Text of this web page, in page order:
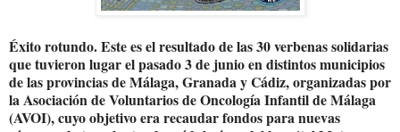
Éxito rotundo. Este es el resultado de las 30 verbenas solidarias
que tuvieron lugar el pasado 3 de junio en distintos municipios
de las provincias de Málaga, Granada y Cádiz, organizadas por
la Asociación de Voluntarios de Oncología Infantil de Málaga
(AVOI), cuyo objetivo era recaudar fondos para nuevas